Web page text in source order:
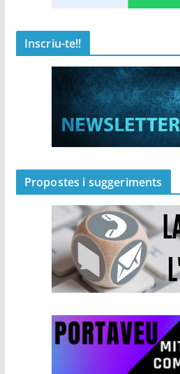
Inscriu-te!!
Propostes i suggeriments